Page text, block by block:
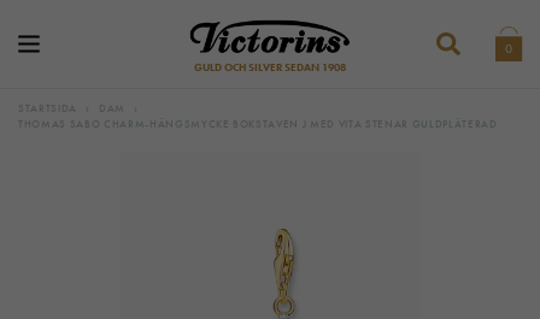
GULD OCH SILVER SEDAN 1908
0
STARTSIDA DAM
THOMAS SABO CHARM-HÄNGSMYCKE BOKSTAVEN J MED VITA STENAR GULDPLÄTERAD